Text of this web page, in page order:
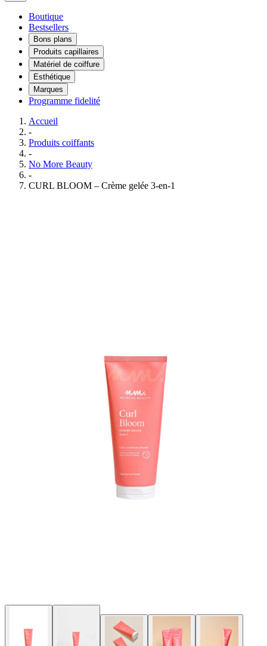
Boutique
Bestsellers
Bons plans
Produits capillaires
Matériel de coiffure
Esthétique
Marques
Programme fidelité
Accueil
-
Produits coiffants
-
No More Beauty
-
CURL BLOOM – Crème gelée 3-en-1